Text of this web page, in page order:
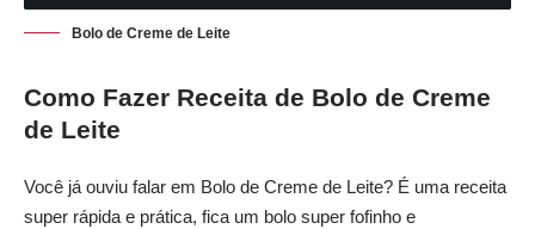
Bolo de Creme de Leite
Como Fazer Receita de Bolo de Creme
de Leite
Você já ouviu falar em Bolo de Creme de Leite? É uma receita
super rápida e prática, fica um bolo super fofinho e